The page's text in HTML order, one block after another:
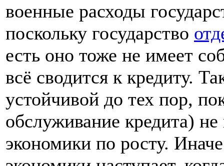
военные расходы
поскольку государство
есть оно тоже не имеет
всё сводится к кредиту.
устойчивой до тех пор,
обслуживание кредита)
экономики по росту.